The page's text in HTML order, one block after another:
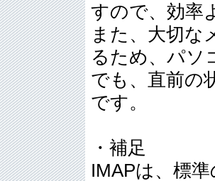
すので、効率
また、大切な
るため、パソ
でも、直前の
です。
・補足
IMAPは、標